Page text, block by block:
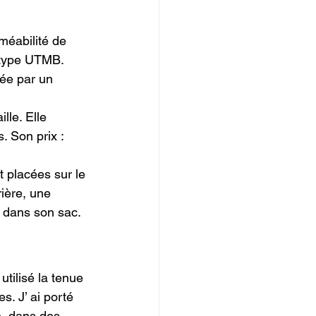
de
UTMB.
par un
Elle
Son prix :
placées sur le
une
son sac.
utilisé la tenue
J’ ai porté